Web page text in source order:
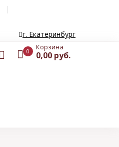
г. Екатеринбург
0 Корзина
0,00 руб.